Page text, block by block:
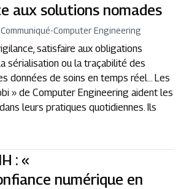
aux solutions nomades
Communiqué-Computer Engineering
satisfaire aux obligations
sérialisation ou la traçabilité des
données de soins en temps réel… Les
» de Computer Engineering aident les
leurs pratiques quotidiennes. Ils
: «
numérique en